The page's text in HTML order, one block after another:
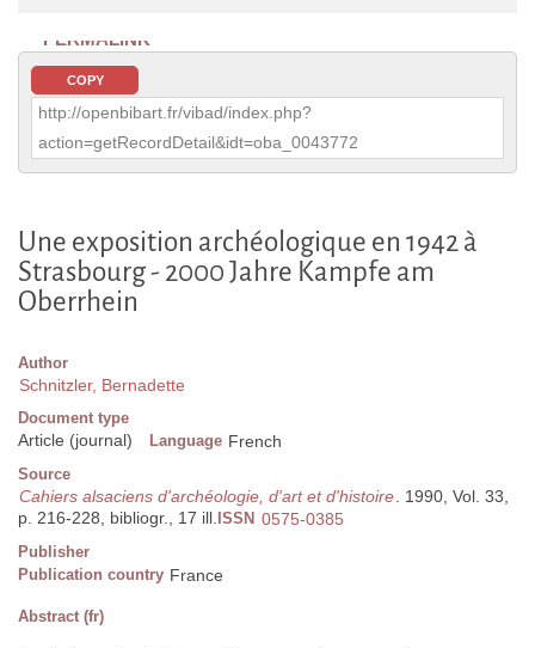
PERMALINK
COPY
http://openbibart.fr/vibad/index.php?
action=getRecordDetail&idt=oba_0043772
Une exposition archéologique en 1942 à
Strasbourg - 2000 Jahre Kampfe am
Oberrhein
Author
Schnitzler, Bernadette
Document type
Article (journal) Language French
Source
Cahiers alsaciens d'archéologie, d'art et d'histoire. 1990, Vol. 33,
p. 216-228, bibliogr., 17 ill. ISSN 0575-0385
Publisher
Publication country France
Abstract (fr)